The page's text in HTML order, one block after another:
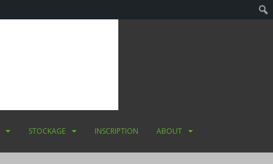
STOCKAGE INSCRIPTION ABOUT